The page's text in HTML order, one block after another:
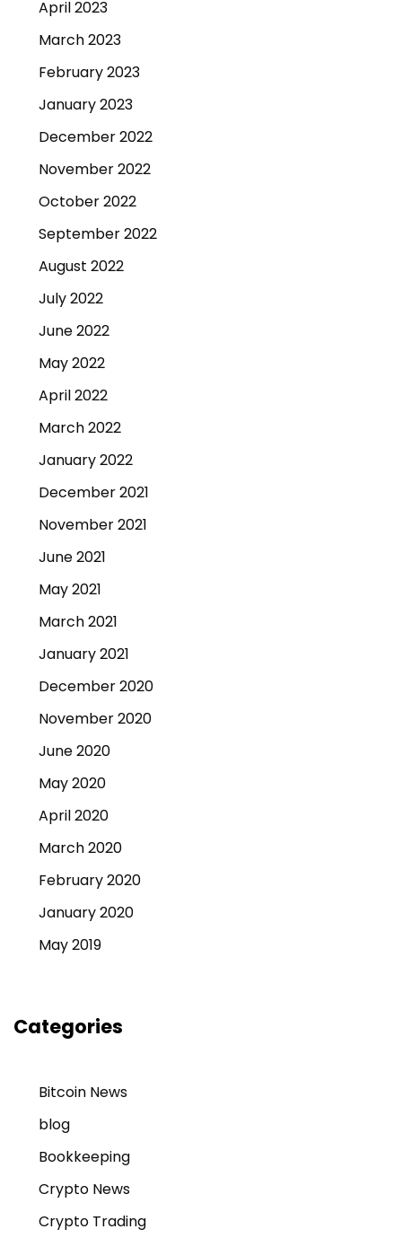
April 2023
March 2023
February 2023
January 2023
December 2022
November 2022
October 2022
September 2022
August 2022
July 2022
June 2022
May 2022
April 2022
March 2022
January 2022
December 2021
November 2021
June 2021
May 2021
March 2021
January 2021
December 2020
November 2020
June 2020
May 2020
April 2020
March 2020
February 2020
January 2020
May 2019
Categories
Bitcoin News
blog
Bookkeeping
Crypto News
Crypto Trading